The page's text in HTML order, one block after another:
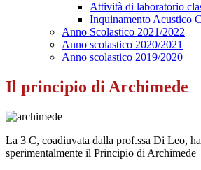
Attività di laboratorio
Inquinamento Acustico
Anno Scolastico 2021/2022
Anno scolastico 2020/2021
Anno scolastico 2019/2020
Il principio di Archimede
La 3 C, coadiuvata dalla prof.ssa Di Leo,
sperimentalmente il Principio di Archimede